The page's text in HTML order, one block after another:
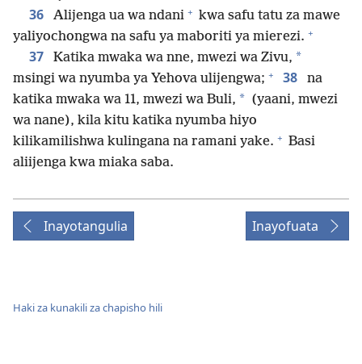
36 Alijenga ua wa ndani + kwa safu tatu za mawe
yaliyochongwa na safu ya maboriti ya mierezi. +
37 Katika mwaka wa nne, mwezi wa Zivu, *
msingi wa nyumba ya Yehova ulijengwa; + 38
na
katika mwaka wa 11, mwezi wa Buli, * (yaani, mwezi
wa nane), kila kitu katika nyumba hiyo
kilikamilishwa kulingana na ramani yake. + Basi
aliijenga kwa miaka saba.
Inayotangulia Inayofuata
Haki za kunakili za chapisho hili